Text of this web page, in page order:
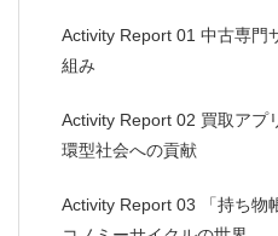
Activity Report 01 中古専門
組み
Activity Report 02 買取アプ
環型社会への貢献
Activity Report 03 「持ち物